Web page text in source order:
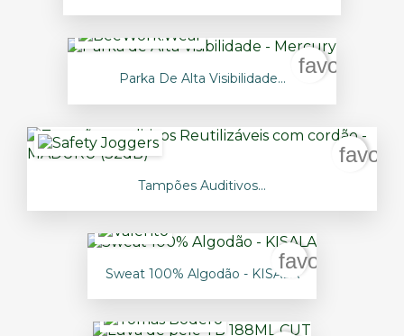
Parka De Alta Visibilidade...
Tampões Auditivos...
Sweat 100% Algodão - KISALA